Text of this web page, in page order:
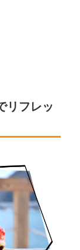
リフレッ